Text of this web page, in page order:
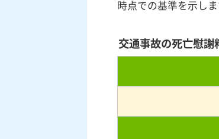
時点での基準を示しま
交通事故の死亡慰謝